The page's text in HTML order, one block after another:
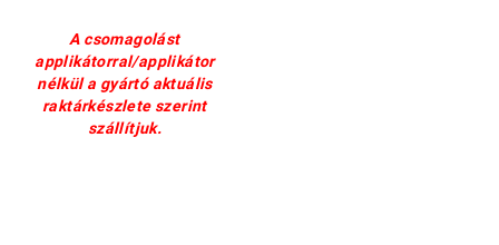
A csomagolást
applikátorral/applikátor
nélkül a gyártó aktuális
raktárkészlete szerint
szállítjuk.